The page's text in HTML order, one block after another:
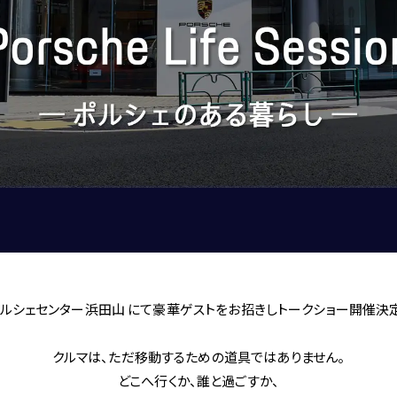
FERRARI
LAMBORGHINI
PORSCHE
ROLLS ROYCE
SINGER VEHICLE DESIGN
シェセンター浜田山 にて豪華ゲストをお招きしトークショー開催決
クルマは、ただ移動するための道具ではありません。
どこへ行くか、誰と過ごすか、